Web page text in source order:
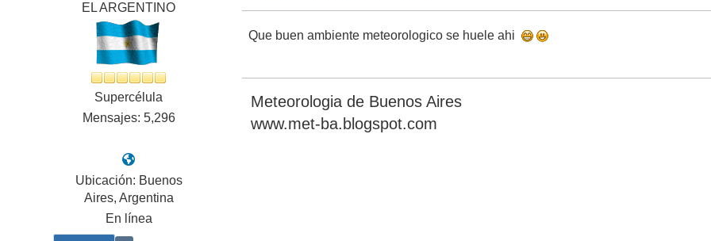
EL ARGENTINO
Supercélula
Mensajes: 5,296
Ubicación: Buenos
Aires, Argentina
En línea
Que buen ambiente meteorologico se huele ahi
Meteorologia de Buenos Aires
www.met-ba.blogspot.com